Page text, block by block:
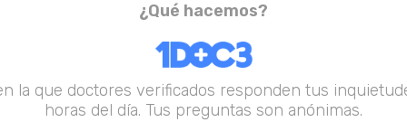
¿Qué hacemos?
la que doctores verificados responden tus
horas del día. Tus preguntas son anónimas.